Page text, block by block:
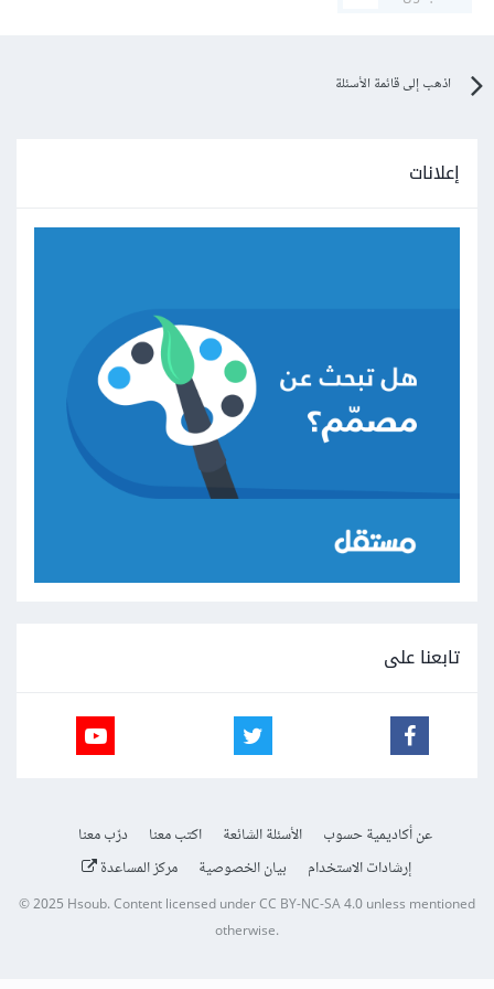
اذهب إلى قائمة الأسئلة
إعلانات
تابعنا على
عن أكاديمية حسوب الأسئلة الشائعة اكتب معنا
درّب معنا
إرشادات الاستخدام
بيان الخصوصية مركز المساعدة
© 2025Hsoub.Content licensed underCC BY-NC-SA 4.0unless mentioned
otherwise.